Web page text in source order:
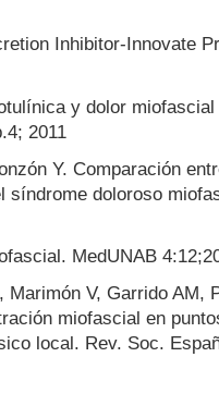
Inhibitor-Innovate
y dolor
2011
Y. Comparación
síndrome doloroso
MedUNAB
V, Garrido AM,
miofascial en
local. Rev. Soc.